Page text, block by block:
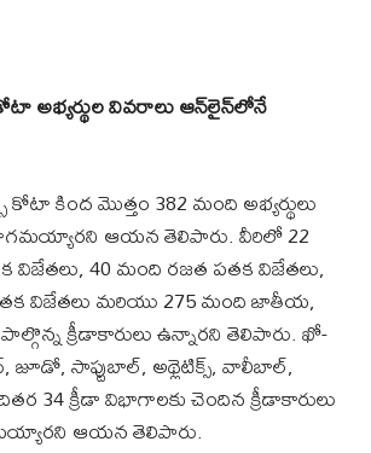
అభ్యర్థుల వివరాలు ఆన్‌లైన్‌లోనే
కోటా కింద మొత్తం 382 మంది అభ్యర్థులు
ఆయన తెలిపారు. వీరిలో 22
విజేతలు, 40 మంది రజత పతక విజేతలు,
విజేతలు మరియు 275 మంది జాతీయ,
క్రీడాకారులు ఉన్నారని తెలిపారు. ఖో-
సాప్టుబాల్, అథ్లెటిక్స్, వాలీబాల్,
34 క్రీడా విభాగాలకు చెందిన క్రీడాకారులు
ఆయన తెలిపారు.